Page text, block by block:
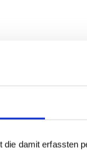
damit erfassten